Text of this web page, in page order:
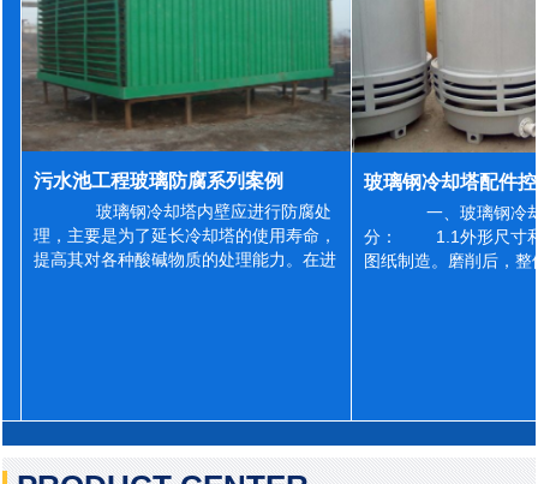
污水池工程玻璃防腐系列案例
玻璃钢冷却塔内壁应进行防腐处
理，主要是为了延长冷却塔的使用寿命，
提高其对各种酸碱物质的处理能力。在进
一、玻璃钢冷
分： 1.1外形尺寸和
图纸制造。磨削后，